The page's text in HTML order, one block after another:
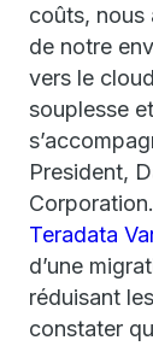
coûts, nous
de notre
vers le
souplesse
President,
Teradata
d’une
réduisant
constater